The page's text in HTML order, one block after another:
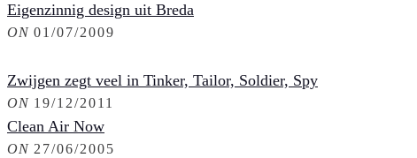
Eigenzinnig design uit Breda
ON 01/07/2009
Zwijgen zegt veel in Tinker, Tailor, Soldier, Spy
ON 19/12/2011
Clean Air Now
ON 27/06/2005